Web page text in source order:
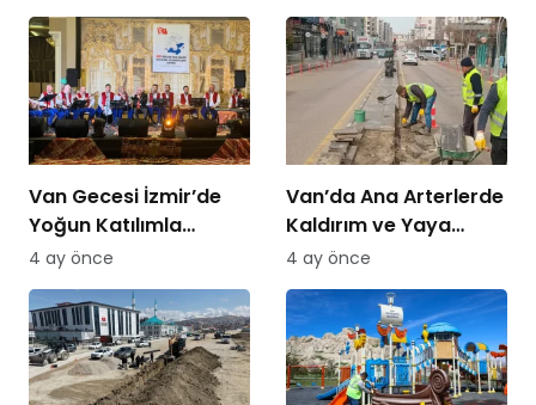
Van Gecesi İzmir’de
Yoğun Katılımla
Düzenlendi
4 ay önce
Van’da Ana Arterlerde
Kaldırım ve Yaya
Yolları Yenileniyor
4 ay önce